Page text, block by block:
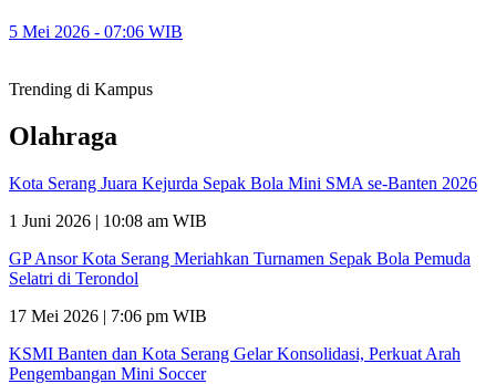
5 Mei 2026 - 07:06 WIB
Trending di Kampus
Olahraga
Kota Serang Juara Kejurda Sepak Bola Mini SMA se-Banten 2026
1 Juni 2026 | 10:08 am WIB
GP Ansor Kota Serang Meriahkan Turnamen Sepak Bola Pemuda
Selatri di Terondol
17 Mei 2026 | 7:06 pm WIB
KSMI Banten dan Kota Serang Gelar Konsolidasi, Perkuat Arah
Pengembangan Mini Soccer